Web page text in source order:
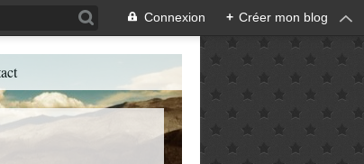
Connexion + Créer mon blog